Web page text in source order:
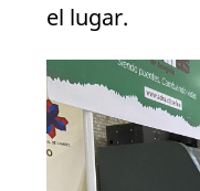
el lugar.